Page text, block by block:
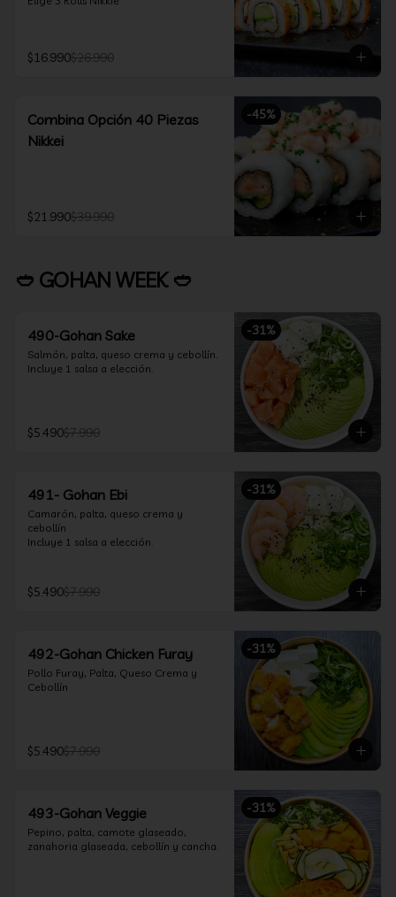
$16.990$26.990
-45%
Combina Opción 40 Piezas
Nikkei
$21.990$39.990
🥙 GOHAN WEEK 🥙
-31%
490-Gohan Sake
Salmón, palta, queso crema y cebollín.
Incluye 1 salsa a elección.
$5.490$7.990
-31%
491- Gohan Ebi
Camarón, palta, queso crema y
cebollín
Incluye 1 salsa a elección.
$5.490$7.990
-31%
492-Gohan Chicken Furay
Pollo Furay, Palta, Queso Crema y
Cebollín
$5.490$7.990
-31%
493-Gohan Veggie
Pepino, palta, camote glaseado,
zanahoria glaseada, cebollín y cancha.